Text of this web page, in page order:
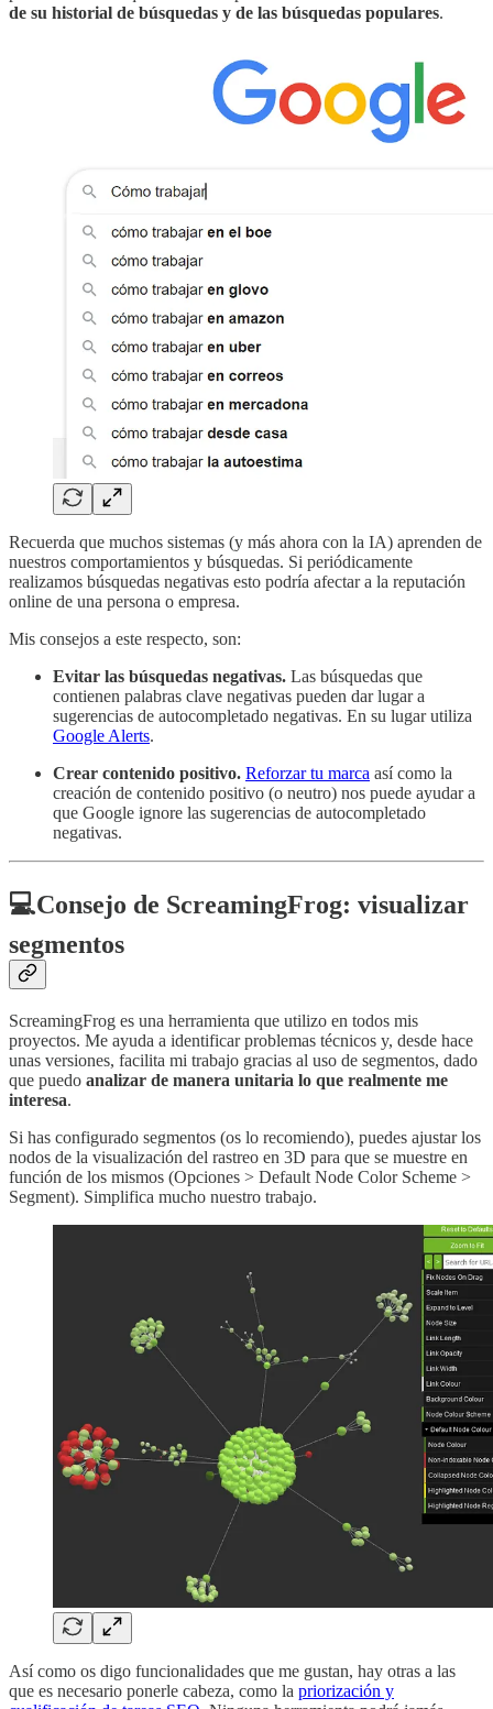
de su historial de búsquedas y de las búsquedas populares.
Recuerda que muchos sistemas (y más ahora con la IA) aprenden de
nuestros comportamientos y búsquedas. Si periódicamente
realizamos búsquedas negativas esto podría afectar a la reputación
online de una persona o empresa.
Mis consejos a este respecto, son:
Evitar las búsquedas negativas. Las búsquedas que
contienen palabras clave negativas pueden dar lugar a
sugerencias de autocompletado negativas. En su lugar utiliza
Google Alerts.
Crear contenido positivo. Reforzar tu marca así como la
creación de contenido positivo (o neutro) nos puede ayudar a
que Google ignore las sugerencias de autocompletado
negativas.
💻Consejo de ScreamingFrog: visualizar
segmentos
ScreamingFrog es una herramienta que utilizo en todos mis
proyectos. Me ayuda a identificar problemas técnicos y, desde hace
unas versiones, facilita mi trabajo gracias al uso de segmentos, dado
que puedo analizar de manera unitaria lo que realmente me
interesa.
Si has configurado segmentos (os lo recomiendo), puedes ajustar los
nodos de la visualización del rastreo en 3D para que se muestre en
función de los mismos (Opciones > Default Node Color Scheme >
Segment). Simplifica mucho nuestro trabajo.
Así como os digo funcionalidades que me gustan, hay otras a las
que es necesario ponerle cabeza, como la priorización y